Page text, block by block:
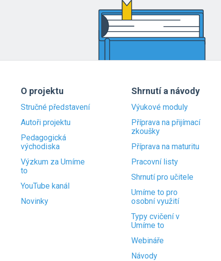
O projektu
Stručné představení
Autoři projektu
Pedagogická
východiska
Výzkum za Umíme
to
YouTube kanál
Novinky
Shrnutí a návody
Výukové moduly
Příprava na přijímací
zkoušky
Příprava na maturitu
Pracovní listy
Shrnutí pro učitele
Umíme to pro
osobní využití
Typy cvičení v
Umíme to
Webináře
Návody